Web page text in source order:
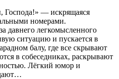
Господа!» — искрящаяся
номерами.
давнего легкомысленного
ситуацию и пускается в
балу, где все скрывают
в собеседниках, раскрывают
Лёгкий юмор и